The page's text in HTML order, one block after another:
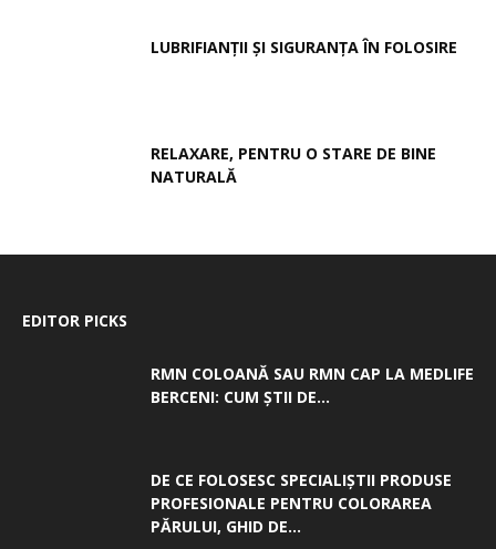
LUBRIFIANȚII ȘI SIGURANȚA ÎN FOLOSIRE
RELAXARE, PENTRU O STARE DE BINE
NATURALĂ
EDITOR PICKS
RMN COLOANĂ SAU RMN CAP LA MEDLIFE
BERCENI: CUM ȘTII DE...
DE CE FOLOSESC SPECIALIȘTII PRODUSE
PROFESIONALE PENTRU COLORAREA
PĂRULUI, GHID DE...